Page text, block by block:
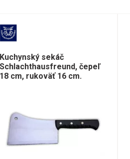
Kuchynský sekáč
Schlachthausfreund, čepeľ
18 cm, rukoväť 16 cm.